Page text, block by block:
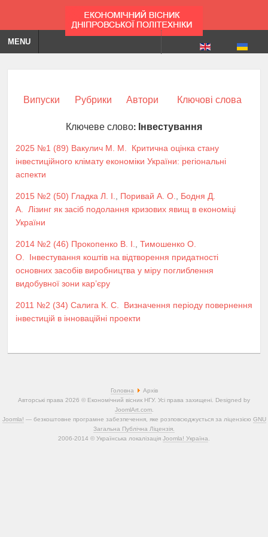
MENU
Випуски Рубрики Автори Ключові слова
Ключеве слово: Інвестування
2025 №1 (89) Вакулич М. М.
Критична оцінка стану
інвестиційного клімату економіки України: регіональні
аспекти
2015 №2 (50) Гладка Л. І. Поривай А. О.
Бодня Д.
А.
Лізинг як засіб подолання кризових явищ в економіці
України
2014 №2 (46) Прокопенко В. І.
Тимошенко О.
О.
Інвестування коштів на відтворення придатності
основних засобів виробництва у міру поглиблення
видобувної зони кар’єру
2011 №2 (34) Салига К. С.
Визначення періоду повернення
інвестицій в інноваційні проекти
Головна
Архів
Авторські права 2026 © Економічний вісник НГУ. Усі права захищені. Designed by
JoomlArt.com.
Joomla! — безкоштовне програмне забезпечення, яке розповсюджується за ліцензією GNU
Загальна Публічна Ліцензія.
2006-2014 © Українська локалізація Joomla! Україна